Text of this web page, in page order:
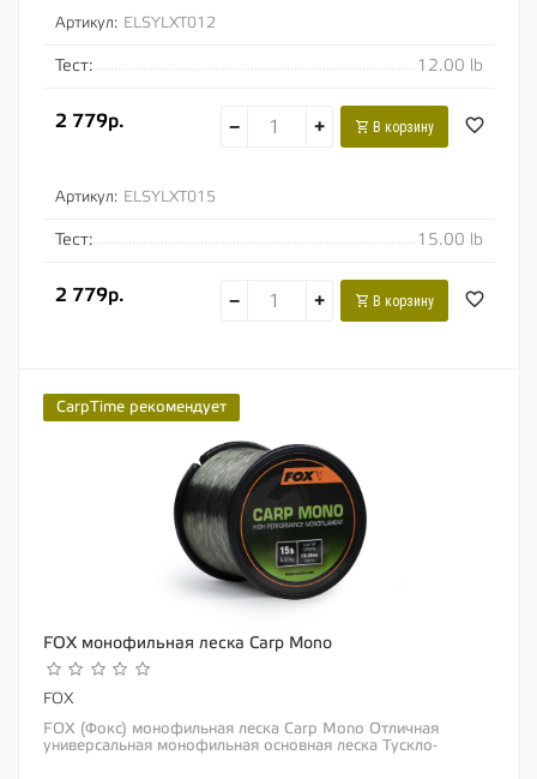
Артикул: ELSYLXT012
Тест: 12.00 lb
2 779р. − + В корзину
Артикул: ELSYLXT015
Тест: 15.00 lb
2 779р. − + В корзину
CarpTime рекомендует
FOX монофильная леска Carp Mono
FOX
FOX (Фокс) монофильная леска Carp Mono Отличная
универсальная монофильная основная леска Тускло-